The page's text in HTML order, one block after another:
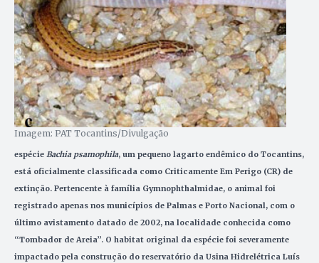
Imagem: PAT Tocantins/Divulgação
espécie Bachia psamophila, um pequeno lagarto endêmico do Tocantins,
está oficialmente classificada como Criticamente Em Perigo (CR) de
extinção. Pertencente à família Gymnophthalmidae, o animal foi
registrado apenas nos municípios de Palmas e Porto Nacional, com o
último avistamento datado de 2002, na localidade conhecida como
“Tombador de Areia”. O habitat original da espécie foi severamente
impactado pela construção do reservatório da Usina Hidrelétrica Luís